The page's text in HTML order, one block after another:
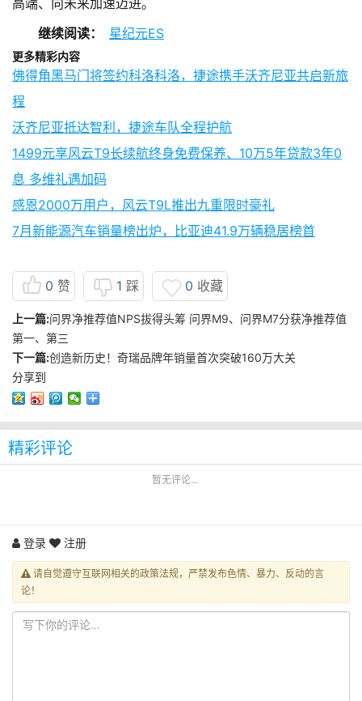
高端、向未来加速迈进。
继续阅读：
星纪元ES
更多精彩内容
佛得角黑马门将签约科洛科洛，捷途携手沃齐尼亚共启新旅
程
沃齐尼亚抵达智利，捷途车队全程护航
1499元享风云T9长续航终身免费保养、10万5年贷款3年0
息 多维礼遇加码
感恩2000万用户，风云T9L推出九重限时豪礼
7月新能源汽车销量榜出炉，比亚迪41.9万辆稳居榜首
0 赞 1 踩 0 收藏
上一篇:问界净推荐值NPS拔得头筹 问界M9、问界M7分获净推荐值
第一、第三
下一篇:创造新历史！奇瑞品牌年销量首次突破160万大关
分享到
精彩评论
暂无评论...
登录 注册
请自觉遵守互联网相关的政策法规，严禁发布色情、暴力、反动的言
论！